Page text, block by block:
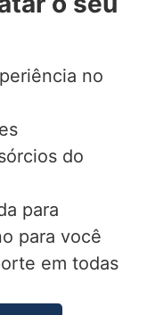
no
do
para
para você
em todas